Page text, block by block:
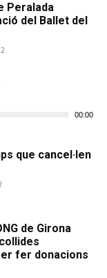
Peralada
del Ballet del
00:00
que cancel·len
de Girona
fer donacions